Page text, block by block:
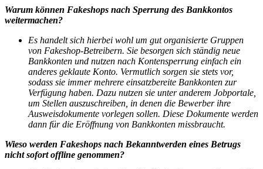
Warum können Fakeshops nach Sperrung des Bankkontos
weitermachen?
Es handelt sich hierbei wohl um gut organisierte Gruppen
von Fakeshop-Betreibern. Sie besorgen sich ständig neue
Bankkonten und nutzen nach Kontensperrung einfach ein
anderes geklaute Konto. Vermutlich sorgen sie stets vor,
sodass sie immer mehrere einsatzbereite Bankkonten zur
Verfügung haben. Dazu nutzen sie unter anderem Jobportale,
um Stellen auszuschreiben, in denen die Bewerber ihre
Ausweisdokumente vorlegen sollen. Diese Dokumente werden
dann für die Eröffnung von Bankkonten missbraucht.
Wieso werden Fakeshops nach Bekanntwerden eines Betrugs
nicht sofort offline genommen?